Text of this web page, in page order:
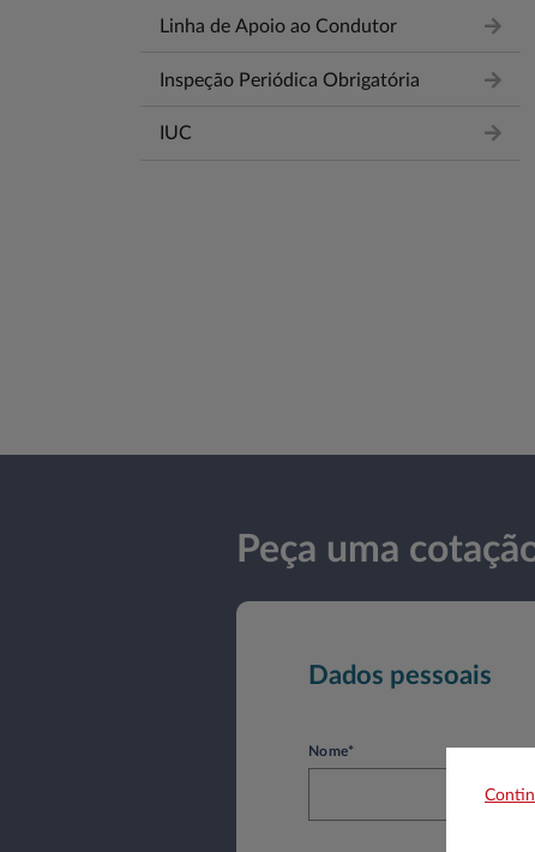
Linha de Apoio ao Condutor
Inspeção Periódica Obrigatória
IUC
Peça uma
Dados pessoais
Nome*